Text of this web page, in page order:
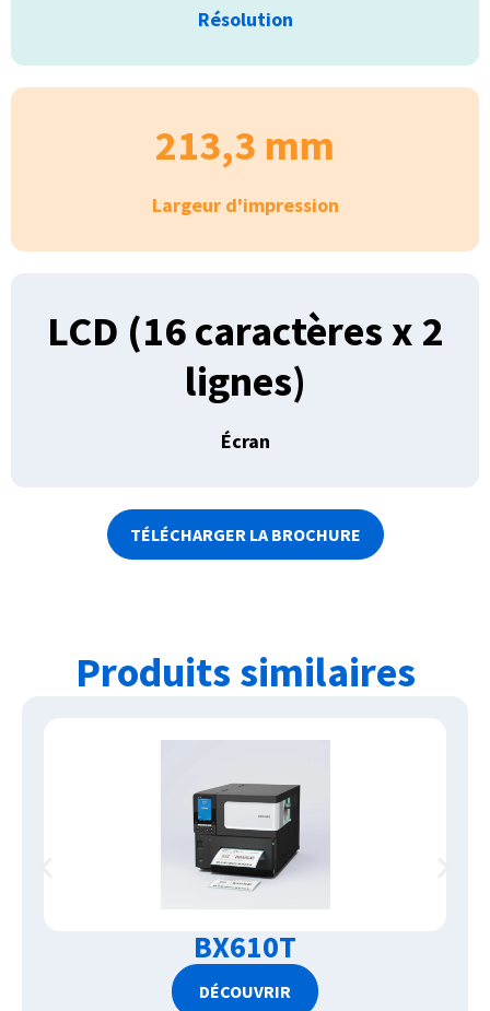
Résolution
213,3 mm
Largeur d'impression
LCD (16 caractères x 2
lignes)
Écran
TÉLÉCHARGER LA BROCHURE
Produits similaires
BX610T
DÉCOUVRIR